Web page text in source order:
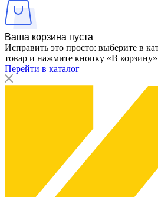
Ваша корзина пуста
Исправить это просто: выберите в
товар и нажмите кнопку «В корзину»
Перейти в каталог